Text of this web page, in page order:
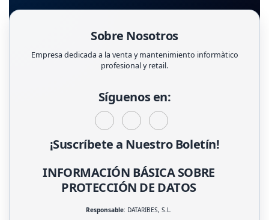
Sobre Nosotros
Empresa dedicada a la venta y mantenimiento informàtico
profesional y retail.
Síguenos en:
¡Suscríbete a Nuestro Boletín!
INFORMACIÓN BÁSICA SOBRE
PROTECCIÓN DE DATOS
Responsable: DATARIBES, S.L.